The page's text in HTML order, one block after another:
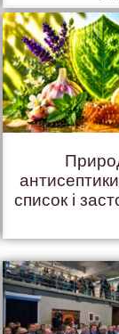
список і